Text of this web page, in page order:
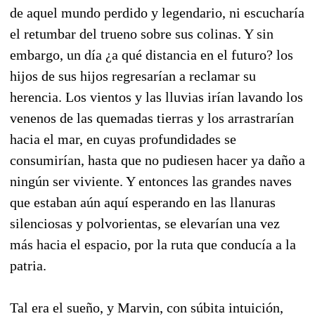
de aquel mundo perdido y legendario, ni escucharía
el retumbar del trueno sobre sus co­linas. Y sin
embargo, un día ¿a qué distancia en el futuro? los
hijos de sus hijos regresarían a reclamar su
herencia. Los vientos y las lluvias irían lavando los
venenos de las quemadas tierras y los arrastrarían
hacia el mar, en cuyas profun­didades se
consumirían, hasta que no pudiesen hacer ya daño a
ningún ser viviente. Y entonces las grandes naves
que estaban aún aquí esperando en las llanuras
silenciosas y polvorientas, se ele­varían una vez
más hacia el espacio, por la ruta que conducía a la
patria.
Tal era el sueño, y Marvin, con súbita intui­ción,